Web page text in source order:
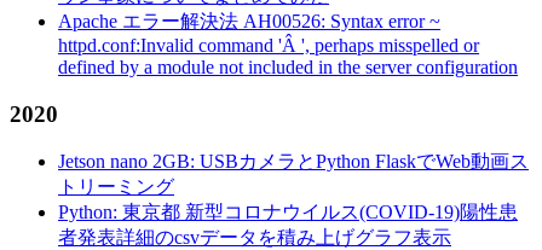
Apache エラー解決法 AH00526: Syntax error ~
httpd.conf:Invalid command 'Â ', perhaps misspelled or
defined by a module not included in the server configuration
2020
Jetson nano 2GB: USBカメラとPython FlaskでWeb動画ス
トリーミング
Python: 東京都 新型コロナウイルス(COVID-19)陽性患
者発表詳細のcsvデータを積み上げグラフ表示